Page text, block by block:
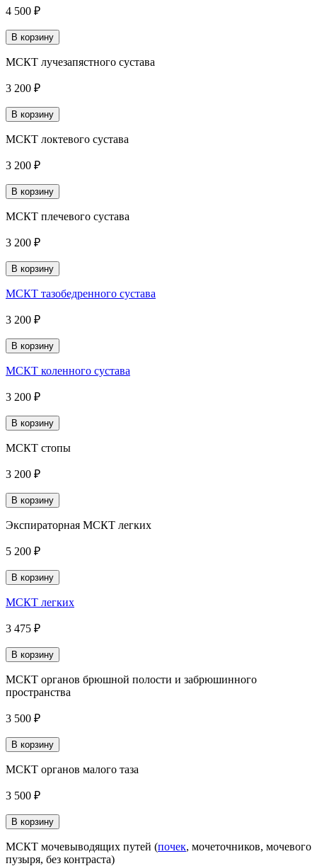
4 500 ₽
В корзину
МСКТ лучезапястного сустава
3 200 ₽
В корзину
МСКТ локтевого сустава
3 200 ₽
В корзину
МСКТ плечевого сустава
3 200 ₽
В корзину
МСКТ тазобедренного сустава
3 200 ₽
В корзину
МСКТ коленного сустава
3 200 ₽
В корзину
МСКТ стопы
3 200 ₽
В корзину
Экспираторная МСКТ легких
5 200 ₽
В корзину
МСКТ легких
3 475 ₽
В корзину
МСКТ органов брюшной полости и забрюшинного
пространства
3 500 ₽
В корзину
МСКТ органов малого таза
3 500 ₽
В корзину
МСКТ мочевыводящих путей (почек, мочеточников, мочевого
пузыря, без контраста)